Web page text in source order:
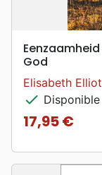
God
Elisabeth Elliot
check Disponible
Prix
17,95 €